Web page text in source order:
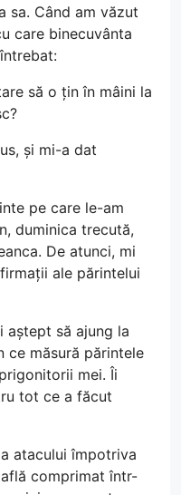
sa. Când am văzut
care binecuvânta
să o țin în mâini la
și mi-a dat
pe care le-am
duminica trecută,
De atunci, mi
ale părintelui
aștept să ajung la
ce măsură părintele
mei. Îi
tot ce a făcut
atacului împotriva
comprimat într-